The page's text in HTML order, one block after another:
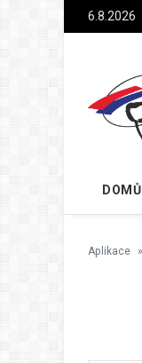
Na hlavní obsah6.8.2026
DOMŮ
Aplikace